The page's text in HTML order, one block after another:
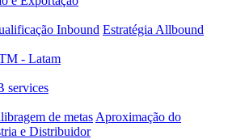
Inbound Estratégia Allbound
- Latam
services
de metas Aproximação do
e Distribuidor